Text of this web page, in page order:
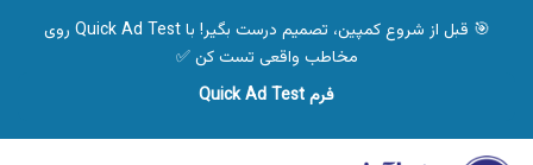
🎯 قبل از شروع کمپین، تصمیم درست بگیر! با Quick Ad Test روی
مخاطب واقعی تست کن ✅
فرم Quick Ad Test